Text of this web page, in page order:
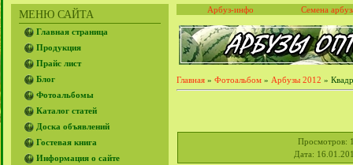
МЕНЮ САЙТА
Главная страница
Продукция
Прайс лист
Блог
Фотоальбомы
Каталог статей
Доска объявлений
Гостевая книга
Информация о сайте
Арбуз-инфо Семена
Главная » Фотоальбом » Арбузы 2012 »
Просмотров:
Дата: